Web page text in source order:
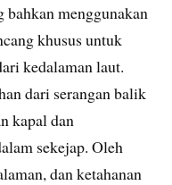
bahkan menggunakan
khusus untuk
kedalaman laut.
dari serangan balik
kapal dan
sekejap. Oleh
dan ketahanan